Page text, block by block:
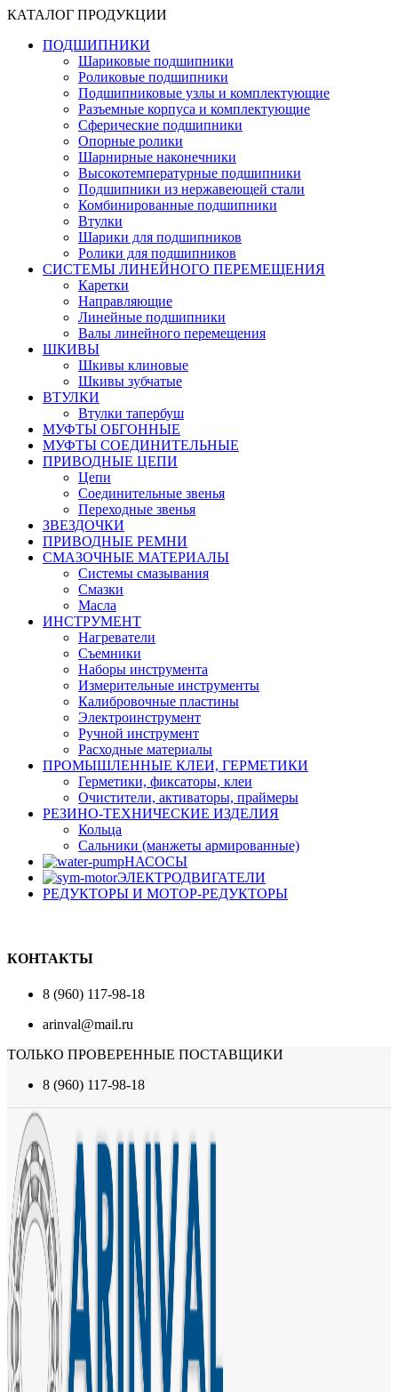
КАТАЛОГ ПРОДУКЦИИ
ПОДШИПНИКИ
Шариковые подшипники
Роликовые подшипники
Подшипниковые узлы и комплектующие
Разъемные корпуса и комплектующие
Сферические подшипники
Опорные ролики
Шарнирные наконечники
Высокотемпературные подшипники
Подшипники из нержавеющей стали
Комбинированные подшипники
Втулки
Шарики для подшипников
Ролики для подшипников
СИСТЕМЫ ЛИНЕЙНОГО ПЕРЕМЕЩЕНИЯ
Каретки
Направляющие
Линейные подшипники
Валы линейного перемещения
ШКИВЫ
Шкивы клиновые
Шкивы зубчатые
ВТУЛКИ
Втулки тапербуш
МУФТЫ ОБГОННЫЕ
МУФТЫ СОЕДИНИТЕЛЬНЫЕ
ПРИВОДНЫЕ ЦЕПИ
Цепи
Соединительные звенья
Переходные звенья
ЗВЕЗДОЧКИ
ПРИВОДНЫЕ РЕМНИ
СМАЗОЧНЫЕ МАТЕРИАЛЫ
Системы смазывания
Смазки
Масла
ИНСТРУМЕНТ
Нагреватели
Съемники
Наборы инструмента
Измерительные инструменты
Калибровочные пластины
Электроинструмент
Ручной инструмент
Расходные материалы
ПРОМЫШЛЕННЫЕ КЛЕИ, ГЕРМЕТИКИ
Герметики, фиксаторы, клеи
Очистители, активаторы, праймеры
РЕЗИНО-ТЕХНИЧЕСКИЕ ИЗДЕЛИЯ
Кольца
Сальники (манжеты армированные)
НАСОСЫ
ЭЛЕКТРОДВИГАТЕЛИ
РЕДУКТОРЫ И МОТОР-РЕДУКТОРЫ
КОНТАКТЫ
8 (960) 117-98-18
arinval@mail.ru
ТОЛЬКО ПРОВЕРЕННЫЕ ПОСТАВЩИКИ
8 (960) 117-98-18